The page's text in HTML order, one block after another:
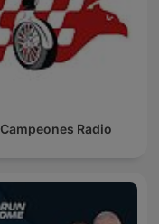
Campeones Radio